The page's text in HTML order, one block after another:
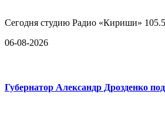
Сегодня студию Радио «Кириши»
06-08-2026
Губернатор Александр Дрозденко